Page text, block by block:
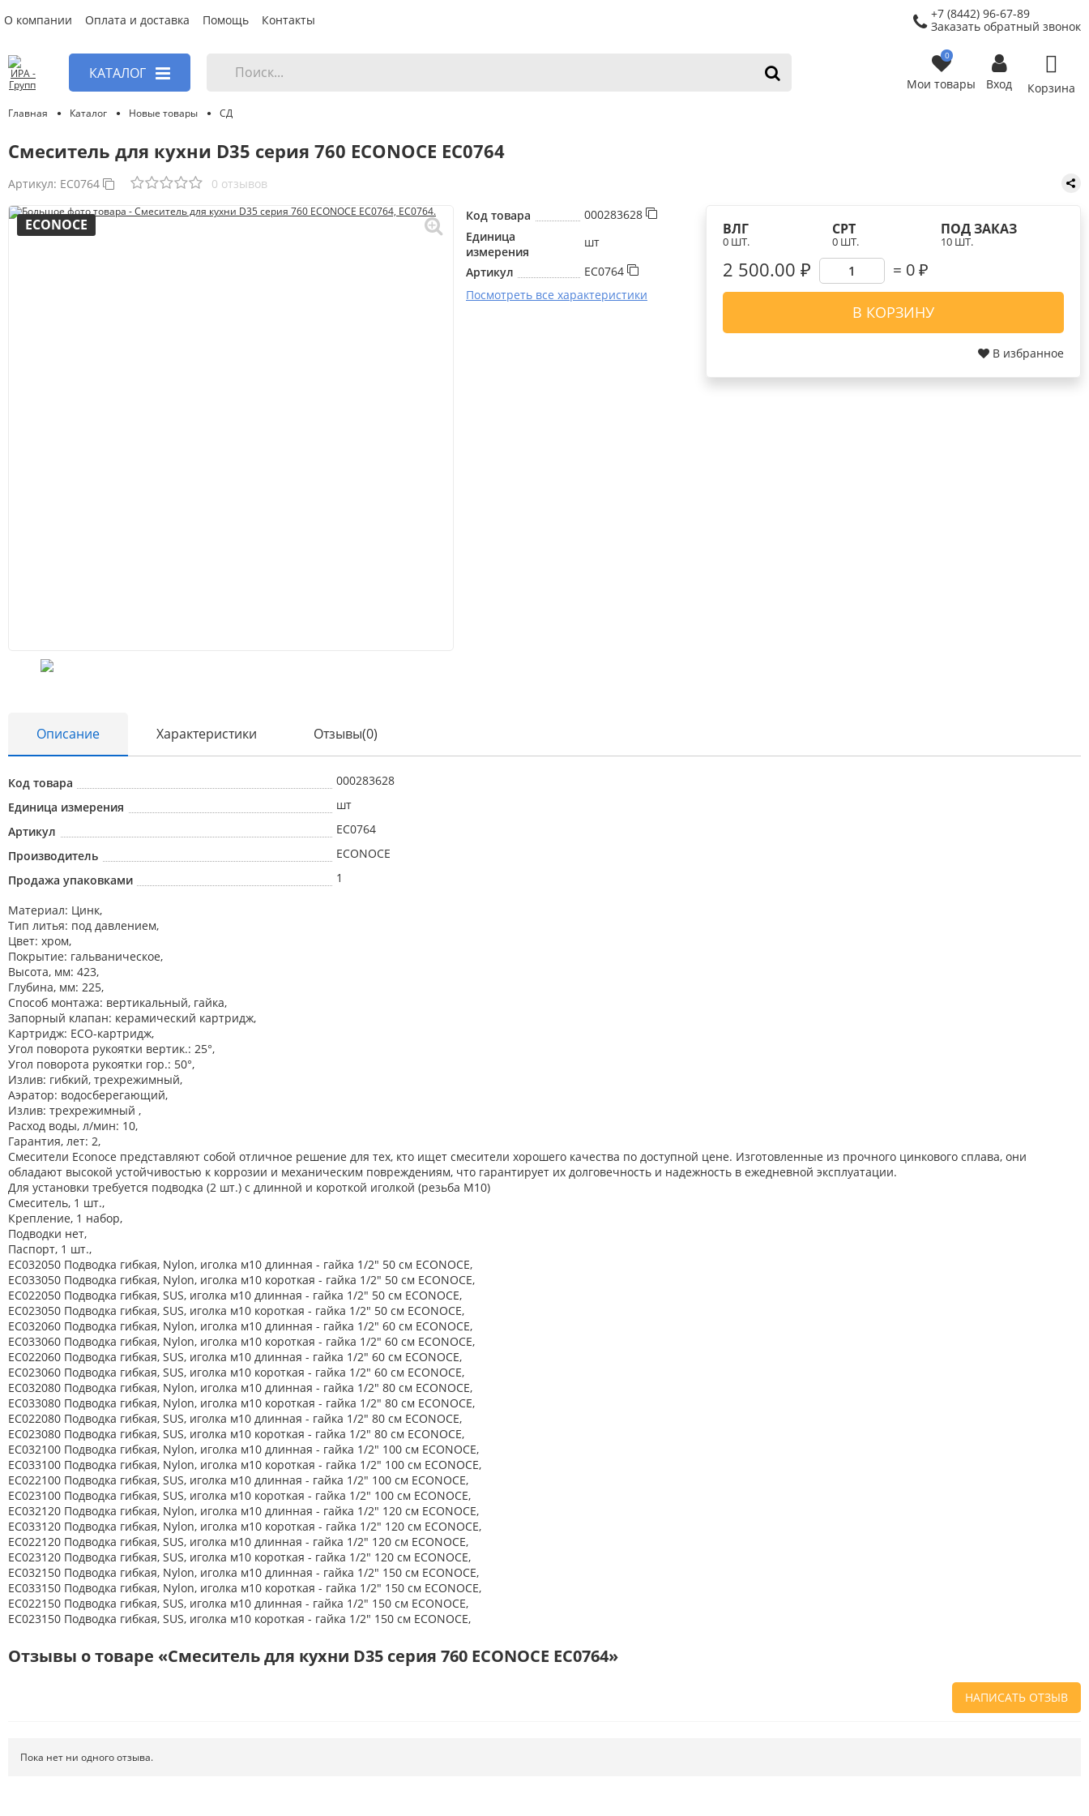
О компании Оплата и доставка Помощь Контакты
+7 (8442) 96-67-89
Заказать обратный звонок
КАТАЛОГ
Абразивные материалы
Автоаксессуары и принадлежности
Инструменты и оборудование
Электроинструмент
Клининг
Оборудование
Пневмоинструмент
Новые товары
Расходные материалы
Режущий инструмент
Ручной инструмент
Системы хранения
Спецодежда и СИЗ
Хиты продаж
0
Мои товары Вход Корзина
Главная Каталог Новые товары СД
Смеситель для кухни D35 серия 760 ECONOCE EC0764
Артикул: EC0764 0 отзывов
ECONOCE
Код товара
000283628
Единица
измерения
шт
Артикул
EC0764
Посмотреть все характеристики
ВЛГ
0 ШТ.
СРТ
0 ШТ.
ПОД ЗАКАЗ
10 ШТ.
2 500.00 ₽ 0₽
В КОРЗИНУ
В избранное
Описание Характеристики Отзывы(0)
Код товара
000283628
Единица измерения
шт
Артикул
EC0764
Производитель
ECONOCE
Продажа упаковками
1
Материал: Цинк,
Тип литья: под давлением,
Цвет: хром,
Покрытие: гальваническое,
Высота, мм: 423,
Глубина, мм: 225,
Способ монтажа: вертикальный, гайка,
Запорный клапан: керамический картридж,
Картридж: ECO-картридж,
Угол поворота рукоятки вертик.: 25°,
Угол поворота рукоятки гор.: 50°,
Излив: гибкий, трехрежимный,
Аэратор: водосберегающий,
Излив: трехрежимный ,
Расход воды, л/мин: 10,
Гарантия, лет: 2,
Смесители Econoce представляют собой отличное решение для тех, кто ищет смесители хорошего качества по доступной цене. Изготовленные из прочного цинкового сплава, они
обладают высокой устойчивостью к коррозии и механическим повреждениям, что гарантирует их долговечность и надежность в ежедневной эксплуатации.
Для установки требуется подводка (2 шт.) с длинной и короткой иголкой (резьба М10)
Смеситель, 1 шт.,
Крепление, 1 набор,
Подводки нет,
Паспорт, 1 шт.,
EC032050 Подводка гибкая, Nylon, иголка м10 длинная - гайка 1/2" 50 см ECONOCE,
EC033050 Подводка гибкая, Nylon, иголка м10 короткая - гайка 1/2" 50 см ECONOCE,
EC022050 Подводка гибкая, SUS, иголка м10 длинная - гайка 1/2" 50 см ECONOCE,
EC023050 Подводка гибкая, SUS, иголка м10 короткая - гайка 1/2" 50 см ECONOCE,
EC032060 Подводка гибкая, Nylon, иголка м10 длинная - гайка 1/2" 60 см ECONOCE,
EC033060 Подводка гибкая, Nylon, иголка м10 короткая - гайка 1/2" 60 см ECONOCE,
EC022060 Подводка гибкая, SUS, иголка м10 длинная - гайка 1/2" 60 см ECONOCE,
EC023060 Подводка гибкая, SUS, иголка м10 короткая - гайка 1/2" 60 см ECONOCE,
EC032080 Подводка гибкая, Nylon, иголка м10 длинная - гайка 1/2" 80 см ECONOCE,
EC033080 Подводка гибкая, Nylon, иголка м10 короткая - гайка 1/2" 80 см ECONOCE,
EC022080 Подводка гибкая, SUS, иголка м10 длинная - гайка 1/2" 80 см ECONOCE,
EC023080 Подводка гибкая, SUS, иголка м10 короткая - гайка 1/2" 80 см ECONOCE,
EC032100 Подводка гибкая, Nylon, иголка м10 длинная - гайка 1/2" 100 см ECONOCE,
EC033100 Подводка гибкая, Nylon, иголка м10 короткая - гайка 1/2" 100 см ECONOCE,
EC022100 Подводка гибкая, SUS, иголка м10 длинная - гайка 1/2" 100 см ECONOCE,
EC023100 Подводка гибкая, SUS, иголка м10 короткая - гайка 1/2" 100 см ECONOCE,
EC032120 Подводка гибкая, Nylon, иголка м10 длинная - гайка 1/2" 120 см ECONOCE,
EC033120 Подводка гибкая, Nylon, иголка м10 короткая - гайка 1/2" 120 см ECONOCE,
EC022120 Подводка гибкая, SUS, иголка м10 длинная - гайка 1/2" 120 см ECONOCE,
EC023120 Подводка гибкая, SUS, иголка м10 короткая - гайка 1/2" 120 см ECONOCE,
EC032150 Подводка гибкая, Nylon, иголка м10 длинная - гайка 1/2" 150 см ECONOCE,
EC033150 Подводка гибкая, Nylon, иголка м10 короткая - гайка 1/2" 150 см ECONOCE,
EC022150 Подводка гибкая, SUS, иголка м10 длинная - гайка 1/2" 150 см ECONOCE,
EC023150 Подводка гибкая, SUS, иголка м10 короткая - гайка 1/2" 150 см ECONOCE,
Отзывы о товаре «Смеситель для кухни D35 серия 760 ECONOCE EC0764»
НАПИСАТЬ ОТЗЫВ
Пока нет ни одного отзыва.